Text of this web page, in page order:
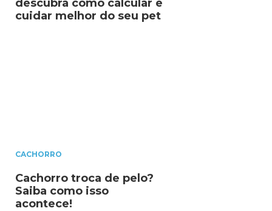
descubra como calcular e
cuidar melhor do seu pet
CACHORRO
Cachorro troca de pelo?
Saiba como isso
acontece!